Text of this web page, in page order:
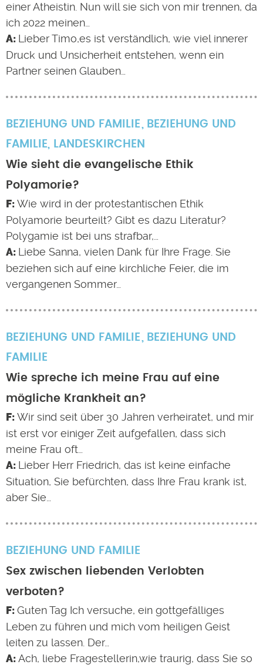
einer Atheistin. Nun will sie sich von mir trennen, da
ich 2022 meinen…
Lieber Timo,es ist verständlich, wie viel innerer
Druck und Unsicherheit entstehen, wenn ein
Partner seinen Glauben…
BEZIEHUNG UND FAMILIE
BEZIEHUNG UND
FAMILIE, LANDESKIRCHEN
Wie sieht die evangelische Ethik
Polyamorie?
Wie wird in der protestantischen Ethik
Polyamorie beurteilt? Gibt es dazu Literatur?
Polygamie ist bei uns strafbar,…
Liebe Sanna, vielen Dank für Ihre Frage. Sie
beziehen sich auf eine kirchliche Feier, die im
vergangenen Sommer…
BEZIEHUNG UND FAMILIE
BEZIEHUNG UND
FAMILIE
Wie spreche ich meine Frau auf eine
mögliche Krankheit an?
Wir sind seit über 30 Jahren verheiratet, und mir
ist erst vor einiger Zeit aufgefallen, dass sich
meine Frau oft…
Lieber Herr Friedrich, das ist keine einfache
Situation, Sie befürchten, dass Ihre Frau krank ist,
aber Sie…
BEZIEHUNG UND FAMILIE
Sex zwischen liebenden Verlobten
verboten?
Guten Tag Ich versuche, ein gottgefälliges
Leben zu führen und mich vom heiligen Geist
leiten zu lassen. Der…
Ach, liebe Fragestellerin,wie traurig, dass Sie so